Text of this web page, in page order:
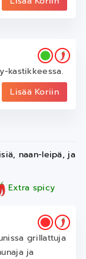
kastikkeessa.
Lisää Koriin
naan-leipä, ja
Extra spicy
grillattuja
ja